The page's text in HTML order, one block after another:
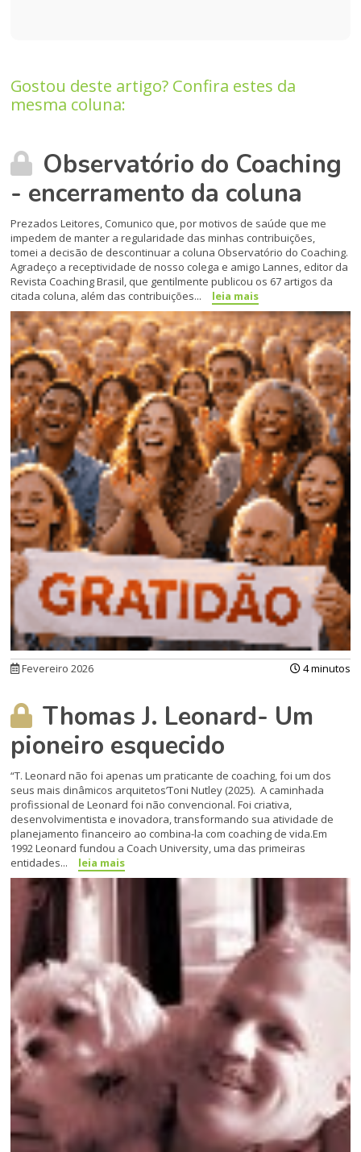
Gostou deste artigo? Confira estes da
mesma coluna:
Observatório do Coaching
- encerramento da coluna
Prezados Leitores, Comunico que, por motivos de saúde que me
impedem de manter a regularidade das minhas contribuições,
tomei a decisão de descontinuar a coluna Observatório do Coaching.
Agradeço a receptividade de nosso colega e amigo Lannes, editor da
Revista Coaching Brasil, que gentilmente publicou os 67 artigos da
citada coluna, além das contribuições...
leia mais
Fevereiro 2026 4 minutos
Thomas J. Leonard- Um
pioneiro esquecido
“T. Leonard não foi apenas um praticante de coaching, foi um dos
seus mais dinâmicos arquitetos’Toni Nutley (2025). A caminhada
profissional de Leonard foi não convencional. Foi criativa,
desenvolvimentista e inovadora, transformando sua atividade de
planejamento financeiro ao combina-la com coaching de vida.Em
1992 Leonard fundou a Coach University, uma das primeiras
entidades...
leia mais